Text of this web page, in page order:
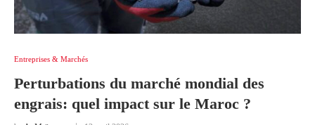
Entreprises & Marchés
Perturbations du marché mondial des
engrais: quel impact sur le Maroc ?